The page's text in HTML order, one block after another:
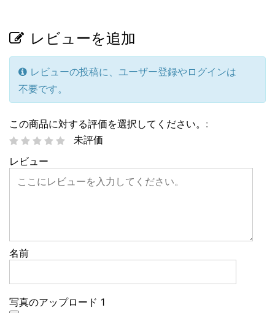
レビューを追加
レビューの投稿に、ユーザー登録やログインは
不要です。
この商品に対する評価を選択してください。:
未評価
レビュー
名前
写真のアップロード 1